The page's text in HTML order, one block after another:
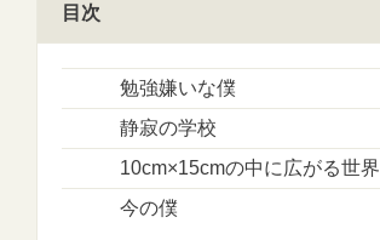
目次
勉強嫌いな僕
静寂の学校
10cm×15cmの中に広がる世界
今の僕